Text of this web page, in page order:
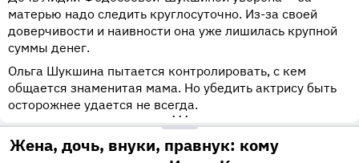
матерью надо следить круглосуточно. Из-за своей
доверчивости и наивности она уже лишилась крупной
суммы денег.
Ольга Шукшина пытается контролировать, с кем
общается знаменитая мама. Но убедить актрису быть
осторожнее удается не всегда.
•••
Жена, дочь, внуки, правнук: кому